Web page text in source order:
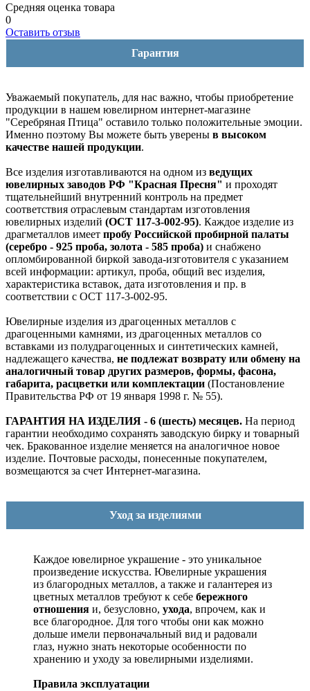
Средняя оценка товара
0
Оставить отзыв
Гарантия
Уважаемый покупатель, для нас важно, чтобы приобретение
продукции в нашем ювелирном интернет-магазине
"Серебряная Птица" оставило только положительные эмоции.
Именно поэтому Вы можете быть уверены в высоком
качестве нашей продукции.
Все изделия изготавливаются на одном из ведущих
ювелирных заводов РФ "Красная Пресня" и проходят
тщательнейший внутренний контроль на предмет
соответствия отраслевым стандартам изготовления
ювелирных изделий (ОСТ 117-3-002-95). Каждое изделие из
драгметаллов имеет пробу Российской пробирной палаты
(серебро - 925 проба, золота - 585 проба) и снабжено
опломбированной биркой завода-изготовителя с указанием
всей информации: артикул, проба, общий вес изделия,
характеристика вставок, дата изготовления и пр. в
соответствии с ОСТ 117-3-002-95.
Ювелирные изделия из драгоценных металлов с
драгоценными камнями, из драгоценных металлов со
вставками из полудрагоценных и синтетических камней,
надлежащего качества, не подлежат возврату или обмену на
аналогичный товар других размеров, формы, фасона,
габарита, расцветки или комплектации (Постановление
Правительства РФ от 19 января 1998 г. № 55).
ГАРАНТИЯ НА ИЗДЕЛИЯ - 6 (шесть) месяцев. На период
гарантии необходимо сохранять заводскую бирку и товарный
чек. Бракованное изделие меняется на аналогичное новое
изделие. Почтовые расходы, понесенные покупателем,
возмещаются за счет Интернет-магазина.
Уход за изделиями
Каждое ювелирное украшение - это уникальное
произведение искусства. Ювелирные украшения
из благородных металлов, а также и галантерея из
цветных металлов требуют к себе бережного
отношения и, безусловно, ухода, впрочем, как и
все благородное. Для того чтобы они как можно
дольше имели первоначальный вид и радовали
глаз, нужно знать некоторые особенности по
хранению и уходу за ювелирными изделиями.
Правила эксплуатации